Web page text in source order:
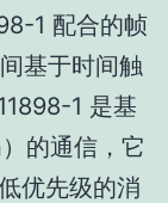
1 配合的帧
基于时间触
1 是基
的通信，它
优先级的消